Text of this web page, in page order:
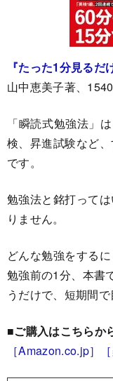
『たった1分見るだ
山中恵美子著、
「瞬読式勉強法」
検、昇進試験など
です。
勉強法と銘打って
りません。
どんな勉強をする
勉強前の1分、本書
うだけで、短期間で
■ご購入はこちらか
［Amazon.co.jp］